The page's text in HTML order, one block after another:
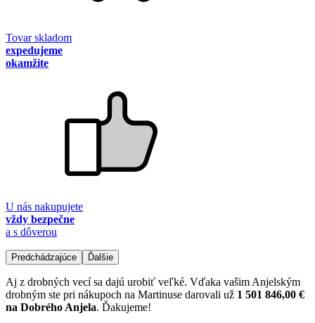
Tovar skladom
expedujeme
okamžite
U nás nakupujete
vždy bezpečne
a s dôverou
Predchádzajúce Ďalšie
Aj z drobných vecí sa dajú urobiť veľké. Vďaka vašim Anjelským
drobným ste pri nákupoch na Martinuse darovali už 1 501 846,00 €
na Dobrého Anjela. Ďakujeme!